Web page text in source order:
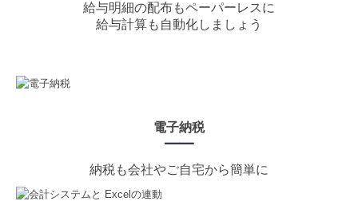
給与明細の配布もペーパーレスに
給与計算も自動化しましょう
電子納税
━━
納税も会社やご自宅から簡単に